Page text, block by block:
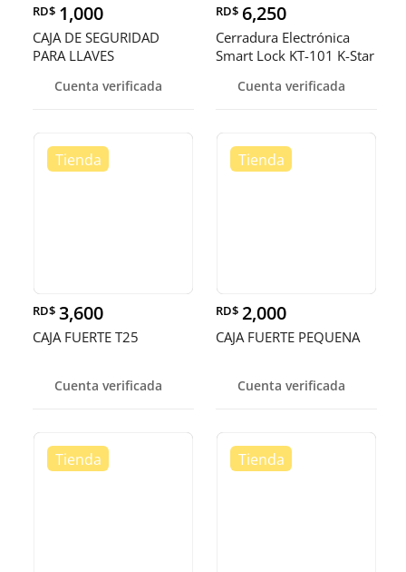
RD$ 1,000
CAJA DE SEGURIDAD
PARA LLAVES
Cuenta verificada
RD$ 6,250
Cerradura Electrónica
Smart Lock KT-101 K-Star
Cuenta verificada
RD$ 3,600
CAJA FUERTE T25
Cuenta verificada
RD$ 2,000
CAJA FUERTE PEQUENA
Cuenta verificada